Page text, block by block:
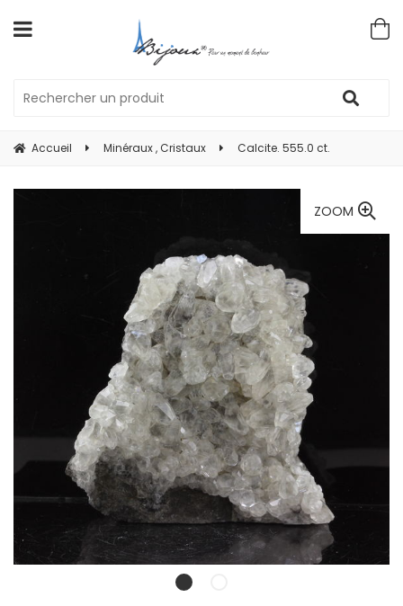
Accueil Minéraux , Cristaux Calcite. 555.0 ct.
ZOOM